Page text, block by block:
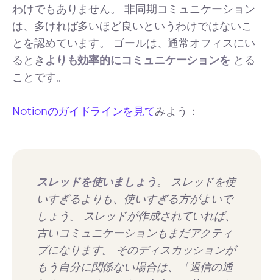
わけでもありません。 非同期コミュニケーション
は、多ければ多いほど良いというわけではないこ
とを認めています。 ゴールは、通常オフィスにい
るとき よりも効率的にコミュニケーションを とる
ことです。
Notionのガイドラインを見てみよう：
スレッドを使いましょう。 スレッドを使
いすぎるよりも、使いすぎる方がよいで
しょう。 スレッドが作成されていれば、
古いコミュニケーションもまだアクティ
ブになります。 そのディスカッションが
もう自分に関係ない場合は、「返信の通